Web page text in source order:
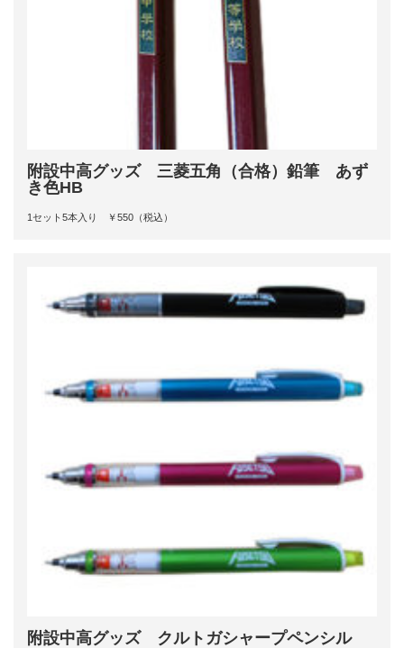
附設中高グッズ 三菱五角（合格）鉛筆 あず
き色HB
1セット5本入り ￥550（税込）
附設中高グッズ クルトガシャープペンシル